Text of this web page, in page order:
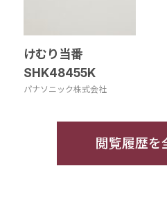
けむり当番
SHK48455K
パナソニック株式会社
閲覧履歴を